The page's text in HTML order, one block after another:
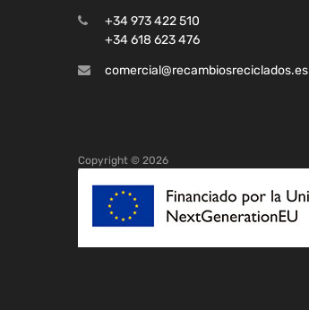
+34 973 422 510
+34 618 623 476
comercial@recambiosreciclados.es
Copyright © 2026